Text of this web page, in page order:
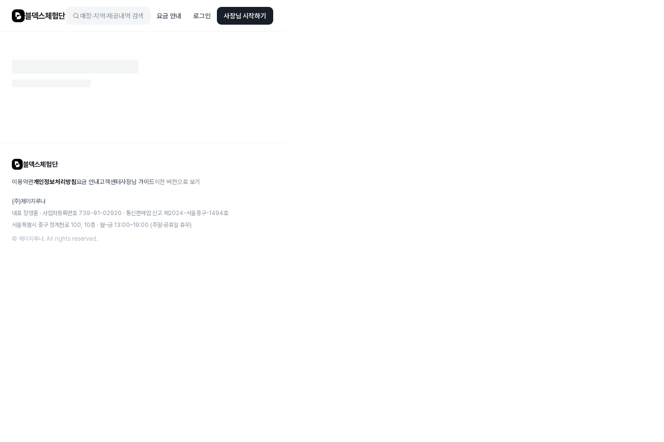
블덱스체험단 매장·지역·제공내역 검색 요금 안내 로그인 사장님 시작하기
블덱스체험단
이용약관개인정보처리방침요금 안내고객센터사장님 가이드이전 버전으로 보기
(주)제이지루나
대표 장영훈 · 사업자등록번호 739-81-02920 · 통신판매업 신고 제2024-서울중구-1494호
서울특별시 중구 청계천로 100, 10층 · 월–금 13:00–19:00 (주말·공휴일 휴무)
© 제이지루나. All rights reserved.